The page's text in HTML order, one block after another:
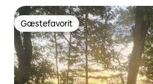
Gæstefavorit
Gæstefavorit